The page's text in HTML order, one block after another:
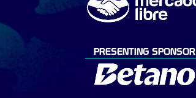
PRESENTING SPONSOR